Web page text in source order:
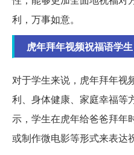
利，万事如意。
虎年拜年视频祝福语学生
对于学生来说，虎年拜年视
利、身体健康、家庭幸福等
示，学生在虎年给爸爸拜年
或制作微电影等形式来表达